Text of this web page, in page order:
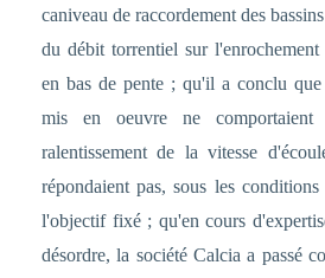
caniveau de raccordement des
du débit torrentiel sur l'enrochement
en bas de pente ; qu'il a conclu
mis en oeuvre ne comportaient
ralentissement de la vitesse
répondaient pas, sous les
l'objectif fixé ; qu'en cours
désordre, la société Calcia a passé